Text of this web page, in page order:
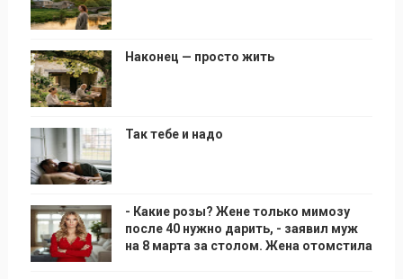
Наконец — просто жить
Так тебе и надо
- Какие розы? Жене только мимозу
после 40 нужно дарить, - заявил муж
на 8 марта за столом. Жена отомстила